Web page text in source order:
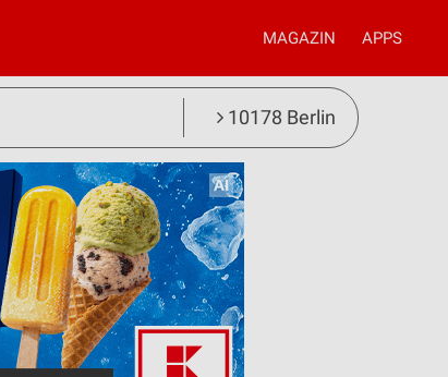
MAGAZIN APPS
10178 Berlin